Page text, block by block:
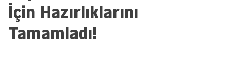
İçin Hazırlıklarını
Tamamladı!